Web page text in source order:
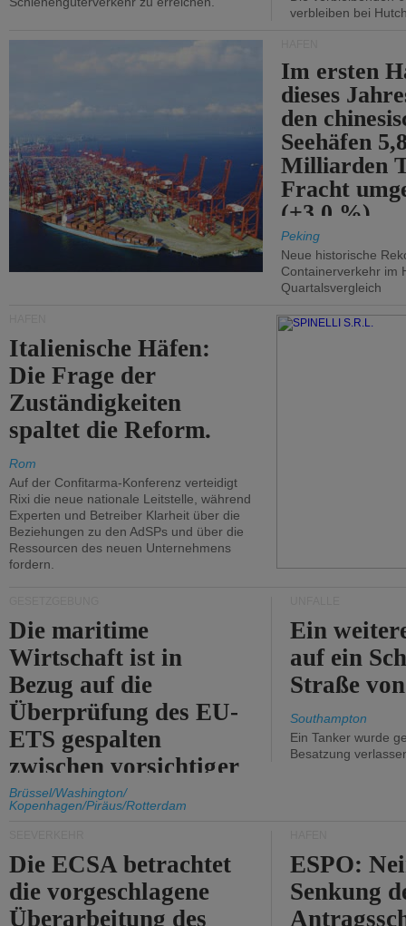
verbleiben bei
Im ersten
dieses
den
Seehäfen
Milliarden
Fracht
(+3,0 %).
Peking
Neue historische
Containerverkehr im
Quartalsvergleich
Italienische Häfen:
Die Frage der
Zuständigkeiten
spaltet die Reform.
Rom
Auf der Confitarma-Konferenz verteidigt
Rixi die neue nationale Leitstelle, während
Experten und Betreiber Klarheit über die
Beziehungen zu den AdSPs und über die
Ressourcen des neuen Unternehmens
fordern.
Die maritime
Wirtschaft ist in
Bezug auf die
Überprüfung des EU-
ETS gespalten
zwischen vorsichtiger
Unterstützung und
Kritik.
Brüssel/Washington/
Kopenhagen/Piräus/Rotterdam
Ein
auf ein
Straße
Southampton
Ein Tanker wurde
Besatzung
Die ECSA betrachtet
die vorgeschlagene
Überarbeitung des
ESPO:
Senkung